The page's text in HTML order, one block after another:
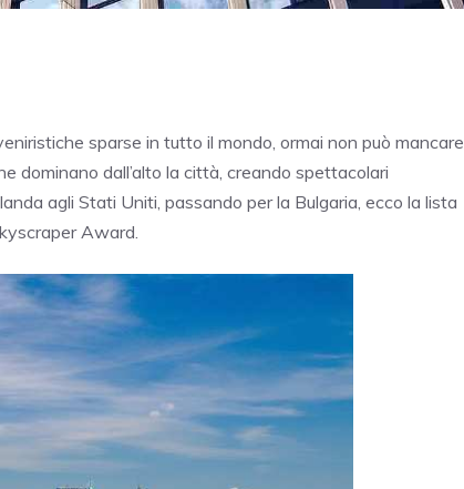
sparse in tutto il mondo, ormai non può mancare
dominano dall’alto la città, creando spettacolari
agli Stati Uniti, passando per la Bulgaria, ecco la lista
Award.